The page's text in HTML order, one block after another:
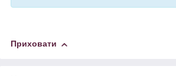
Приховати